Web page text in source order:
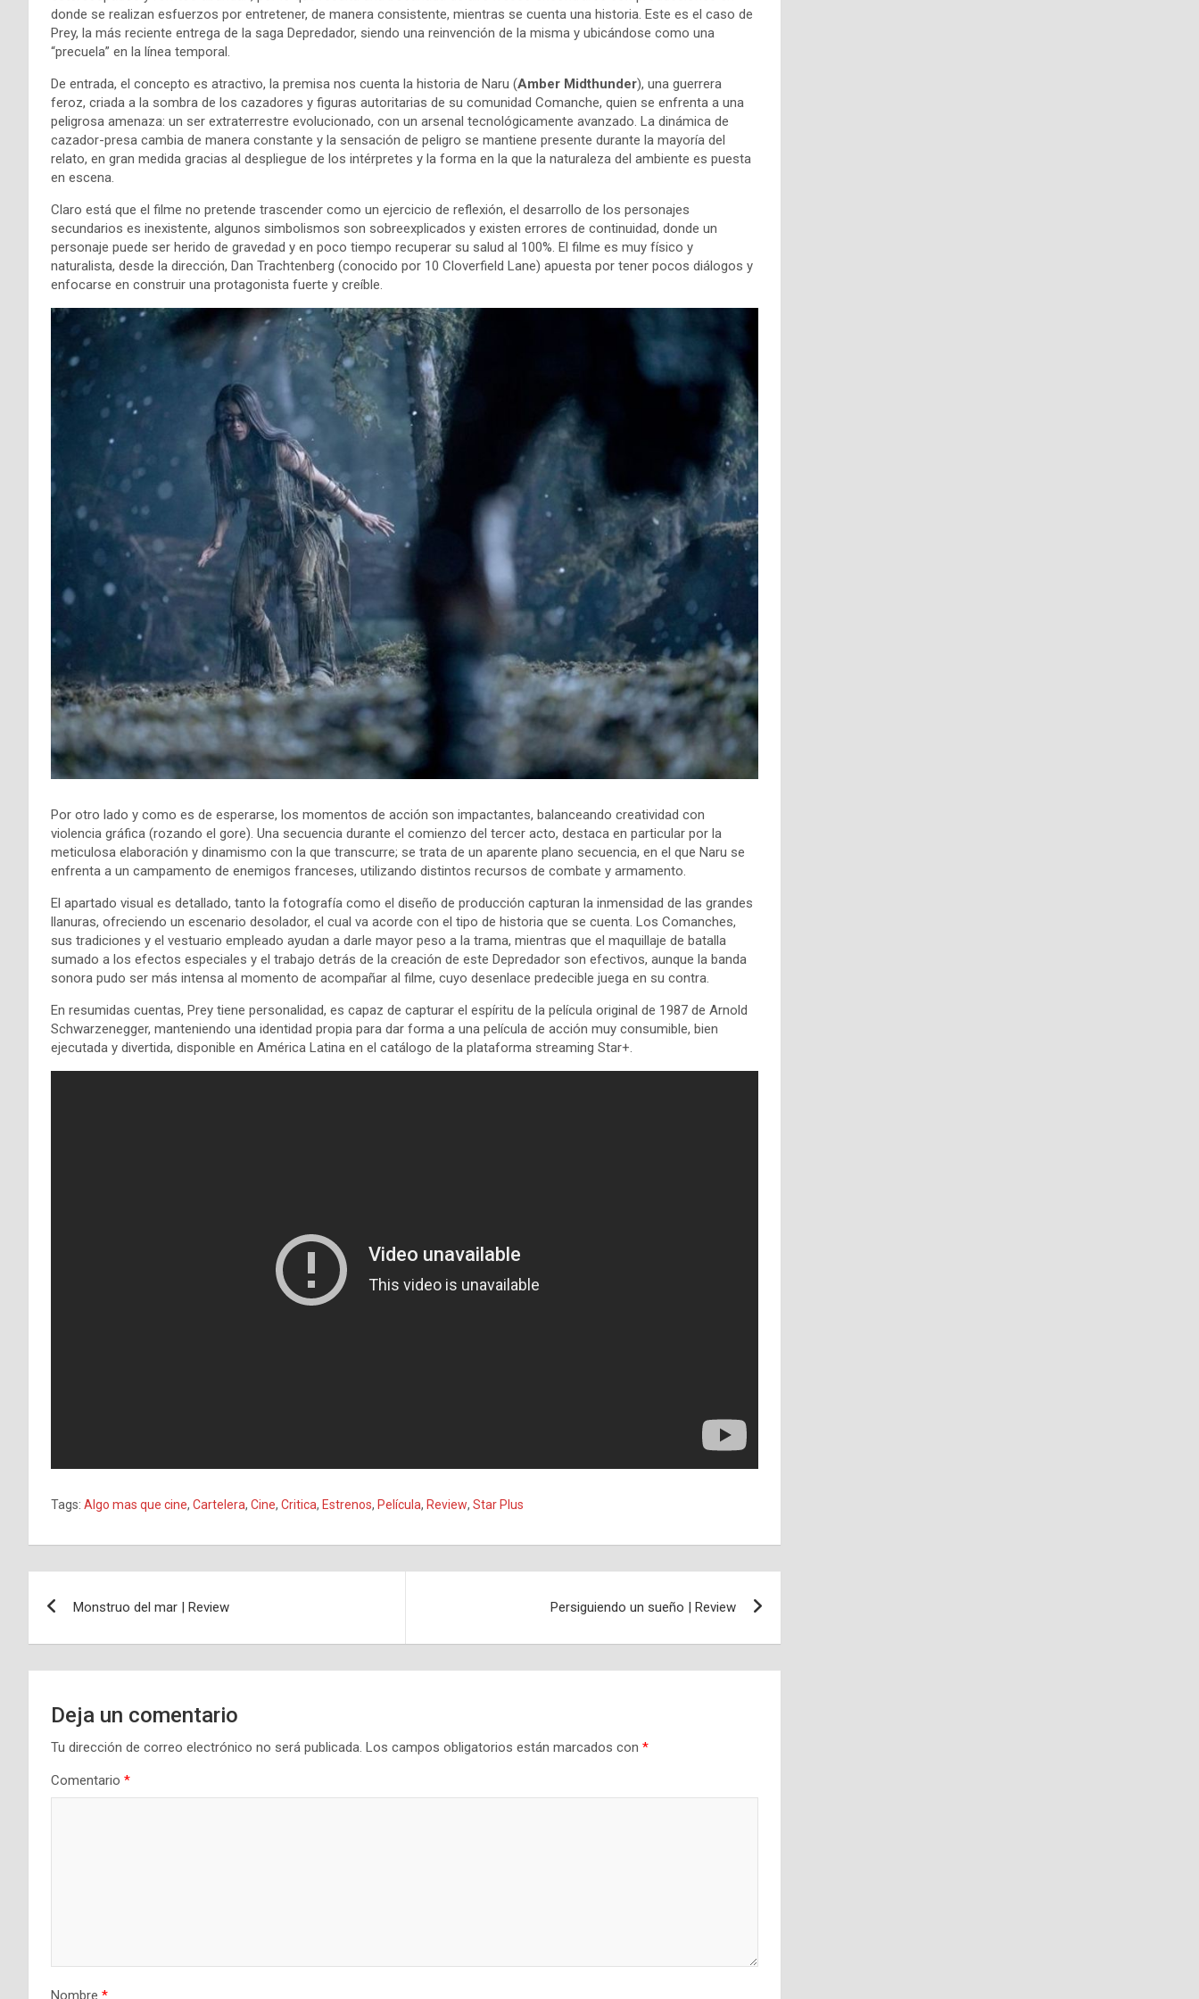
donde se realizan esfuerzos por entretener, de manera consistente, mientras se cuenta una historia. Este es el caso de
Prey, la más reciente entrega de la saga Depredador, siendo una reinvención de la misma y ubicándose como una
“precuela” en la línea temporal.
De entrada, el concepto es atractivo, la premisa nos cuenta la historia de Naru (Amber Midthunder), una guerrera
feroz, criada a la sombra de los cazadores y figuras autoritarias de su comunidad Comanche, quien se enfrenta a una
peligrosa amenaza: un ser extraterrestre evolucionado, con un arsenal tecnológicamente avanzado. La dinámica de
cazador-presa cambia de manera constante y la sensación de peligro se mantiene presente durante la mayoría del
relato, en gran medida gracias al despliegue de los intérpretes y la forma en la que la naturaleza del ambiente es puesta
en escena.
Claro está que el filme no pretende trascender como un ejercicio de reflexión, el desarrollo de los personajes
secundarios es inexistente, algunos simbolismos son sobreexplicados y existen errores de continuidad, donde un
personaje puede ser herido de gravedad y en poco tiempo recuperar su salud al 100%. El filme es muy físico y
naturalista, desde la dirección, Dan Trachtenberg (conocido por 10 Cloverfield Lane) apuesta por tener pocos diálogos y
enfocarse en construir una protagonista fuerte y creíble.
Por otro lado y como es de esperarse, los momentos de acción son impactantes, balanceando creatividad con
violencia gráfica (rozando el gore). Una secuencia durante el comienzo del tercer acto, destaca en particular por la
meticulosa elaboración y dinamismo con la que transcurre; se trata de un aparente plano secuencia, en el que Naru se
enfrenta a un campamento de enemigos franceses, utilizando distintos recursos de combate y armamento.
El apartado visual es detallado, tanto la fotografía como el diseño de producción capturan la inmensidad de las grandes
llanuras, ofreciendo un escenario desolador, el cual va acorde con el tipo de historia que se cuenta. Los Comanches,
sus tradiciones y el vestuario empleado ayudan a darle mayor peso a la trama, mientras que el maquillaje de batalla
sumado a los efectos especiales y el trabajo detrás de la creación de este Depredador son efectivos, aunque la banda
sonora pudo ser más intensa al momento de acompañar al filme, cuyo desenlace predecible juega en su contra.
En resumidas cuentas, Prey tiene personalidad, es capaz de capturar el espíritu de la película original de 1987 de Arnold
Schwarzenegger, manteniendo una identidad propia para dar forma a una película de acción muy consumible, bien
ejecutada y divertida, disponible en América Latina en el catálogo de la plataforma streaming Star+.
Tags: Algo mas que cine, Cartelera, Cine, Critica, Estrenos, Película, Review, Star Plus
entradas
Monstruo del mar | Review Persiguiendo un sueño | Review
Deja un comentario
Tu dirección de correo electrónico no será publicada. Los campos obligatorios están marcados con *
Comentario *
Nombre *